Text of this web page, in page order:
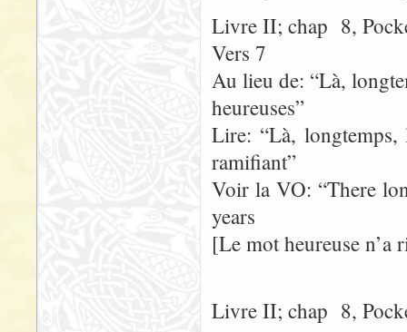
Livre II; chap 8,
Vers 7
Au lieu de: “Là,
heureuses”
Lire: “Là, longtemps,
ramifiant”
Voir la VO: “There
years
[Le mot heureuse n’a
Livre II; chap 8,